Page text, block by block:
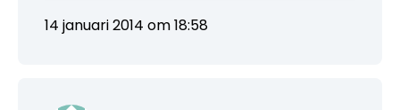
14 januari 2014 om 18:58